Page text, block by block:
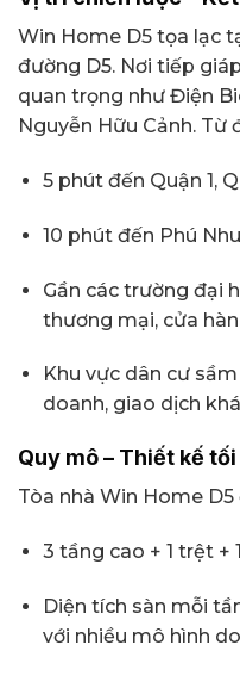
Win Home D5 tọa lạc
đường D5. Nơi tiếp
quan trọng như Điện
Nguyễn Hữu Cảnh. Từ
5 phút đến Quận 1,
10 phút đến Phú
Gần các trường đại
thương mại, cửa
Khu vực dân cư
doanh, giao dịch
Quy mô – Thiết kế
Tòa nhà Win Home
3 tầng cao + 1 trệt +
Diện tích sàn mỗi
với nhiều mô hình